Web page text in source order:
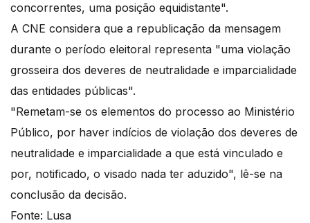
concorrentes, uma posição equidistante".
A CNE considera que a republicação da mensagem
durante o período eleitoral representa "uma violação
grosseira dos deveres de neutralidade e imparcialidade
das entidades públicas".
"Remetam-se os elementos do processo ao Ministério
Público, por haver indícios de violação dos deveres de
neutralidade e imparcialidade a que está vinculado e
por, notificado, o visado nada ter aduzido", lê-se na
conclusão da decisão.
Fonte: Lusa